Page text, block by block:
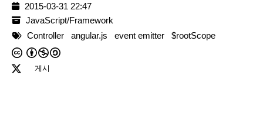
2015-03-31 22:47
JavaScript/Framework
Controller
angular.js event emitter $rootScope
게시